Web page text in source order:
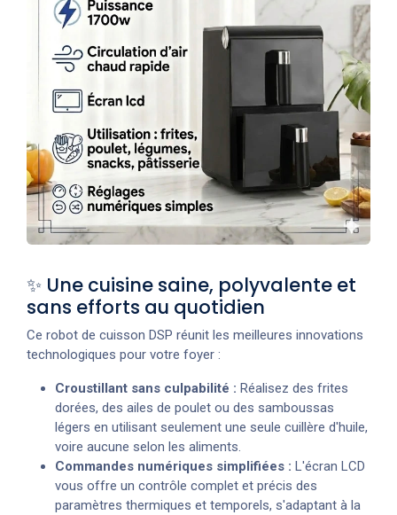
✨ Une cuisine saine, polyvalente et
sans efforts au quotidien
Ce robot de cuisson DSP réunit les meilleures innovations
technologiques pour votre foyer :
Croustillant sans culpabilité : Réalisez des frites
dorées, des ailes de poulet ou des samboussas
légers en utilisant seulement une seule cuillère d'huile,
voire aucune selon les aliments.
Commandes numériques simplifiées : L'écran LCD
vous offre un contrôle complet et précis des
paramètres thermiques et temporels, s'adaptant à la